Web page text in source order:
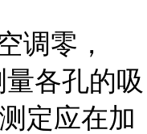
调零，
各孔的吸
定应在加